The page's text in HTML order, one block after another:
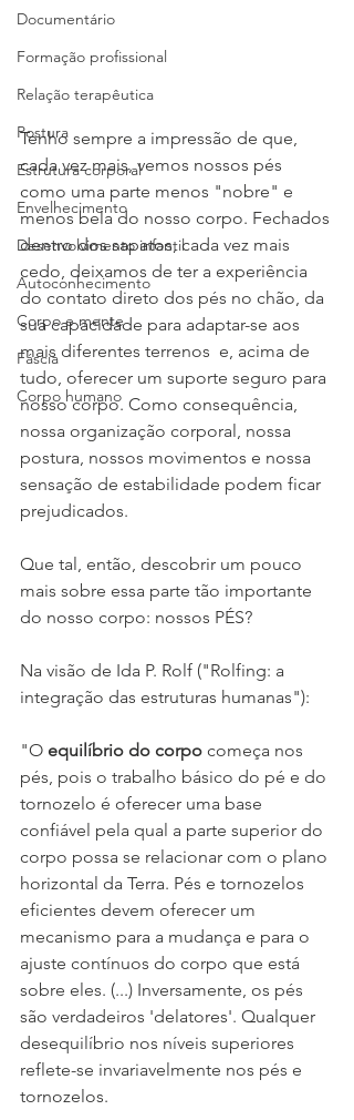
Documentário
Formação profissional
Relação terapêutica
Postura
Estrutura corporal
Envelhecimento
Desenvolvimento infantil
Autoconhecimento
Corpo e mente
Fáscia
Corpo humano
Tenho sempre a impressão de que,
cada vez mais, vemos nossos pés
como uma parte menos "nobre" e
menos bela do nosso corpo. Fechados
dentro dos sapatos, cada vez mais
cedo, deixamos de ter a experiência
do contato direto dos pés no chão, da
sua capacidade para adaptar-se aos
mais diferentes terrenos  e, acima de
tudo, oferecer um suporte seguro para
nosso corpo. Como consequência,
nossa organização corporal, nossa
postura, nossos movimentos e nossa
sensação de estabilidade podem ficar
prejudicados.
Que tal, então, descobrir um pouco
mais sobre essa parte tão importante
do nosso corpo: nossos PÉS?
Na visão de Ida P. Rolf ("Rolfing: a
integração das estruturas humanas"):
"O equilíbrio do corpo começa nos
pés, pois o trabalho básico do pé e do
tornozelo é oferecer uma base
confiável pela qual a parte superior do
corpo possa se relacionar com o plano
horizontal da Terra. Pés e tornozelos
eficientes devem oferecer um
mecanismo para a mudança e para o
ajuste contínuos do corpo que está
sobre eles. (...) Inversamente, os pés
são verdadeiros 'delatores'. Qualquer
desequilíbrio nos níveis superiores
reflete-se invariavelmente nos pés e
tornozelos.